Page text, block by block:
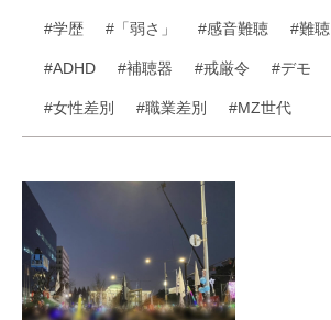
#学歴 #「弱さ」 #感音難聴 #難聴
#ADHD #補聴器 #戒厳令 #デモ
#女性差別 #職業差別 #MZ世代